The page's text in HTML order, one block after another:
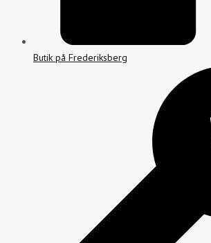
Butik på Frederiksberg